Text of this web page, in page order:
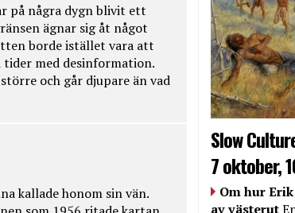
på några dygn blivit ett
ägnar sig åt något
borde istället vara att
med desinformation.
och går djupare än vad
kallade honom sin vän.
Slow
7 oktober,
Om hur
av västerut